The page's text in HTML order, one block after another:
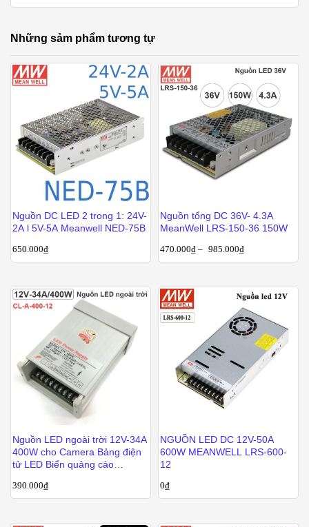
Những sảm phẩm tương tự
Nguồn DC LED 2 trong 1: 24V-
2A l 5V-5A Meanwell NED-75B
650.000₫
Nguồn tổng DC 36V- 4.3A
MeanWell LRS-150-36 150W
470.000₫ – 985.000₫
Nguồn LED ngoài trời 12V-34A
400W cho Camera Bảng điện
tử LED Biển quảng cáo
390.000₫
NGUỒN LED DC 12V-50A
600W MEANWELL LRS-600-
12
0₫